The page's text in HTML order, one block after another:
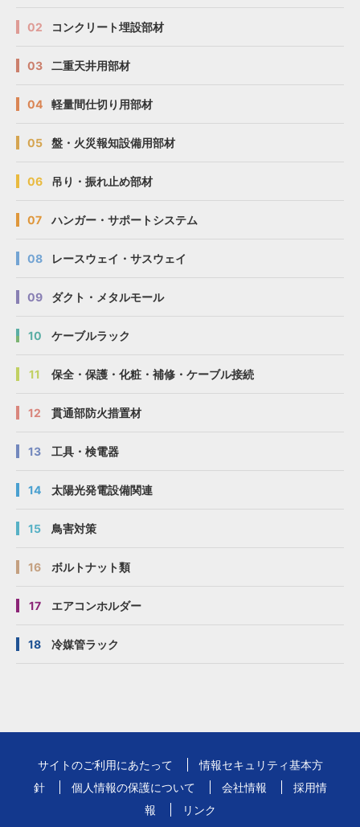
02 コンクリート埋設部材
03 二重天井用部材
04 軽量間仕切り用部材
05 盤・火災報知設備用部材
06 吊り・振れ止め部材
07 ハンガー・サポートシステム
08 レースウェイ・サスウェイ
09 ダクト・メタルモール
10 ケーブルラック
11 保全・保護・化粧・補修・ケーブル接続
12 貫通部防火措置材
13 工具・検電器
14 太陽光発電設備関連
15 鳥害対策
16 ボルトナット類
17 エアコンホルダー
18 冷媒管ラック
サイトのご利用にあたって
情報セキュリティ基本方
針
個人情報の保護について 会社情報
採用情
報
リンク